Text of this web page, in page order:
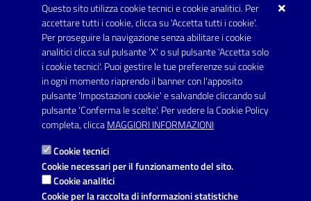
Questo sito utilizza cookie tecnici e cookie analitici. Per
accettare tutti i cookie, clicca su 'Accetta tutti i cookie'.
Per proseguire la navigazione senza abilitare i cookie
analitici clicca sul pulsante 'X' o sul pulsante 'Accetta solo
i cookie tecnici'. Puoi gestire le tue preferenze sui cookie
in ogni momento riaprendo il banner con l'apposito
pulsante 'Impostazioni cookie' e salvandole cliccando sul
pulsante 'Conferma le scelte'. Per vedere la Cookie Policy
completa, cliccaMAGGIORI INFORMAZIONI
Cookie tecnici
Cookie necessari per il funzionamento del sito.
Cookie analitici
Cookie per la raccolta di informazioni statistiche
Avvisi
SERVIZI
Elenco servizi
VIVERE IL COMUNE
Luoghi
Eventi
AMMINISTRAZIONE TRASPARENTE